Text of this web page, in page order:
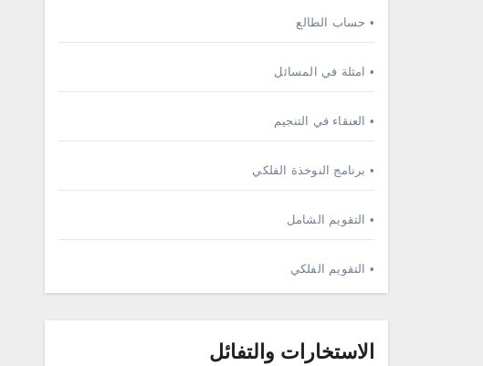
• حساب الطالع
• امثلة في المسائل
• العنقاء في التنجيم
• برنامج النوخذة الفلكي
• التقويم الشامل
• التقويم الفلكي
الاستخارات والتفائل